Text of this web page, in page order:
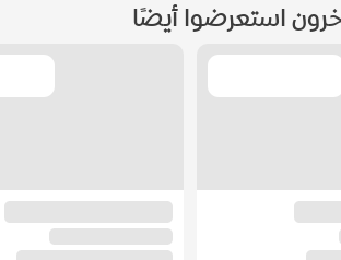
استعرضوا أيضًا